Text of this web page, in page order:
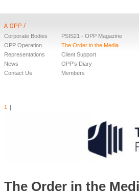
Corporate Bodies
OPP Operation
Representations
News
Contact Us
PSIS21 - OPP Magazine
The Order in the Media
Client Support
OPP's Diary
Members
1
The Order in the